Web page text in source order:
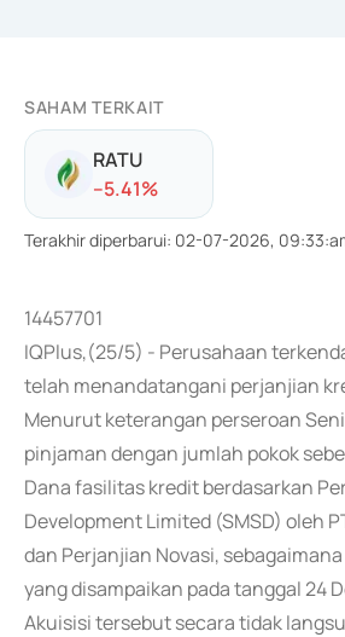
SAHAM TERKAIT
RATU
--5.41%
Terakhir diperbarui: 02-07-2026,
14457701
IQPlus,(25/5) - Perusahaan
telah menandatangani perjanjian
Menurut keterangan perseroan
pinjaman dengan jumlah pokok
Dana fasilitas kredit berdasarkan
Development Limited (SMSD) oleh
dan Perjanjian Novasi,
yang disampaikan pada tanggal 24
Akuisisi tersebut secara tidak